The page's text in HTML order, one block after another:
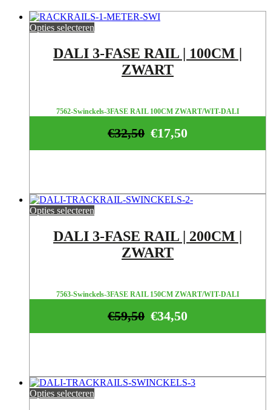
Opties selecteren
DALI 3-FASE RAIL | 100CM |
ZWART
7562-Swinckels-3FASE RAIL 100CM ZWART/WIT-DALI
€17,50
€32,50
Opties selecteren
DALI 3-FASE RAIL | 200CM |
ZWART
7563-Swinckels-3FASE RAIL 150CM ZWART/WIT-DALI
€34,50
€59,50
Opties selecteren